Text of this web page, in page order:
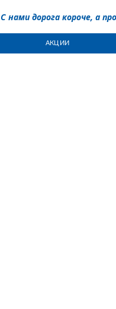
С нами дорога короче, а
АКЦИИ